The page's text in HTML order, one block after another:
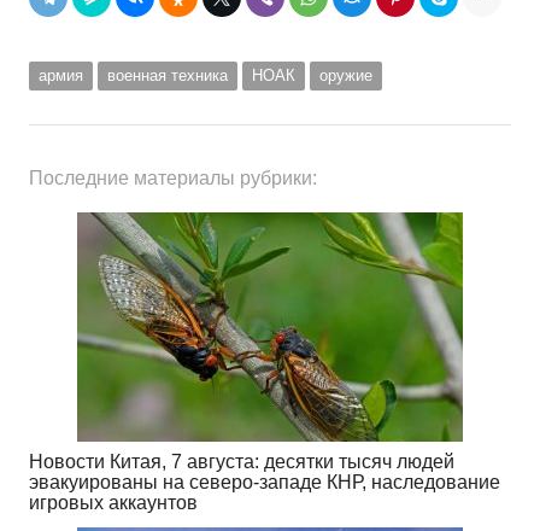
армия военная техника НОАК оружие
Последние материалы рубрики:
Новости Китая, 7 августа: десятки тысяч людей
эвакуированы на северо-западе КНР, наследование
игровых аккаунтов